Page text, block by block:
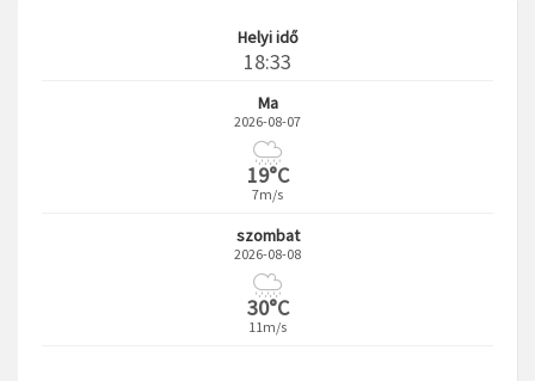
Helyi idő
18:33
Ma
2026-08-07
19°C
7m/s
szombat
2026-08-08
30°C
11m/s